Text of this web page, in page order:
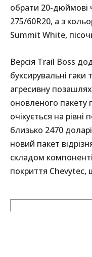
обрати 20-дюймові
275/60R20, а з
Summit White,
Версія Trail Boss
буксирувальні
агресивну
оновленого
очікується на
близько 2470
новий пакет
складом
покриття